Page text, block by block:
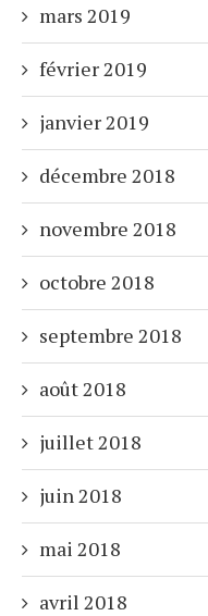
mars 2019
février 2019
janvier 2019
décembre 2018
novembre 2018
octobre 2018
septembre 2018
août 2018
juillet 2018
juin 2018
mai 2018
avril 2018